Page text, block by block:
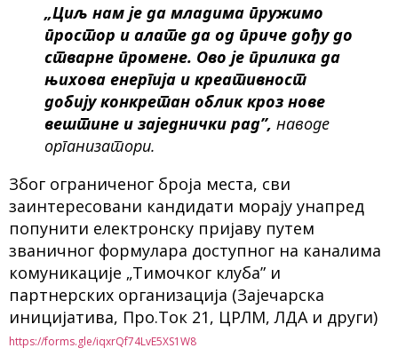
„Циљ нам је да младима пружимо
простор и алате да од приче дођу до
стварне промене. Ово је прилика да
њихова енергија и креативност
добију конкретан облик кроз нове
вештине и заједнички рад”, наводе
организатори.
Због ограниченог броја места, сви
заинтересовани кандидати морају унапред
попунити електронску пријаву путем
званичног формулара доступног на каналима
комуникације „Тимочког клуба” и
партнерских организација (Зајечарска
иницијатива, Про.Ток 21, ЦРЛМ, ЛДА и други)
https://forms.gle/iqxrQf74LvE5XS1W8